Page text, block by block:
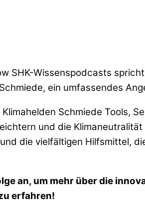
SHK-Wissenspodcasts
ein umfassendes
Schmiede Tools,
und die
die vielfältigen Hilfsmittel,
an, um mehr über die
erfahren!